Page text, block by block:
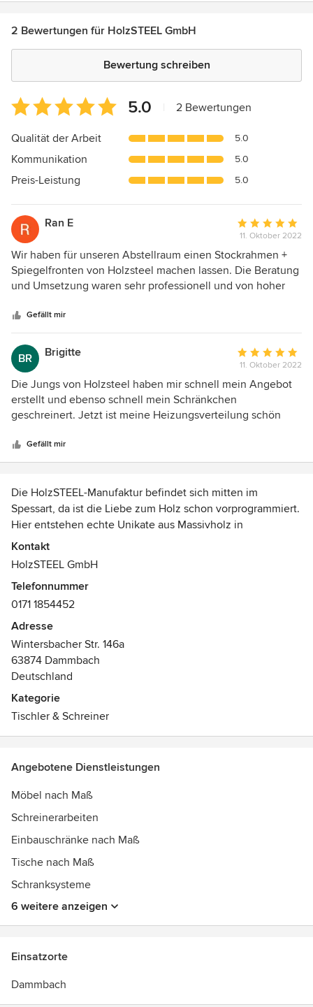
2 Bewertungen für HolzSTEEL GmbH
Bewertung schreiben
Durchschnittliche
Bewertung:
5
5
Sternen
5.0 2 Bewertungen
Qualität der Arbeit 5.0
Kommunikation 5.0
Preis-Leistung 5.0
Ran E
Bewertung:
5
von
5
11. Oktober 2022
Wir haben für unseren Abstellraum einen Stockrahmen +
Spiegelfronten von Holzsteel machen lassen. Die Beratung
und Umsetzung waren sehr professionell und von hoher
vorgestellt habe! Wir haben mehrere Sachen in der
Wohnung von Holzsteel machen lassen.
Gefällt mir
BR Brigitte
Bewertung:
5
5
11. Oktober 2022
Die Jungs von Holzsteel haben mir schnell mein Angebot
erstellt und ebenso schnell mein Schränkchen
geschreinert. Jetzt ist meine Heizungsverteilung schön
weiterempfehlen!
Gefällt mir
Die HolzSTEEL-Manufaktur befindet sich mitten im
Spessart, da ist die Liebe zum Holz schon vorprogrammiert.
Hier entstehen echte Unikate aus Massivholz in
Verbindung mit Stahl. Die Herstellung der Massivholz-Teile
und die Herstellung des Stahl-Gestells laufen parallel, bis
Die Verarbeitung wird ganz auf die Kundenwünsche
abgestimmt, so kann man zum Beispiel einen Esstisch mit
oder ohne Baumkante sowie die Farbe der
Pulverbeschichtung des Gestells wählen, ein echtes Unikat
eben.
Kontakt
HolzSTEEL GmbH
Telefonnummer
0171 1854452
Adresse
Wintersbacher Str. 146a
63874 Dammbach
Deutschland
Kategorie
Tischler & Schreiner
Angebotene Dienstleistungen
Möbel nach Maß
Schreinerarbeiten
Einbauschränke nach Maß
Tische nach Maß
Schranksysteme
6 weitere anzeigen
Einsatzorte
Dammbach